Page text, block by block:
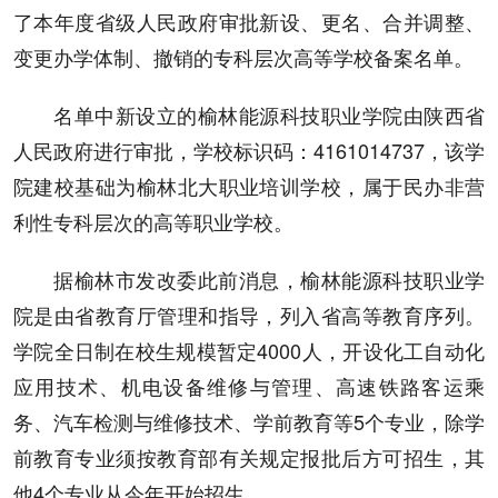
了本年度省级人民政府审批新设、更名、合并调整、
变更办学体制、撤销的专科层次高等学校备案名单。
名单中新设立的榆林能源科技职业学院由陕西省
人民政府进行审批，学校标识码：4161014737，该学
院建校基础为榆林北大职业培训学校，属于民办非营
利性专科层次的高等职业学校。
据榆林市发改委此前消息，榆林能源科技职业学
院是由省教育厅管理和指导，列入省高等教育序列。
学院全日制在校生规模暂定4000人，开设化工自动化
应用技术、机电设备维修与管理、高速铁路客运乘
务、汽车检测与维修技术、学前教育等5个专业，除学
前教育专业须按教育部有关规定报批后方可招生，其